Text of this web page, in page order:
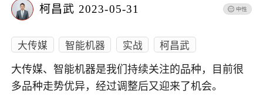
柯昌武 2023-05-31
大传媒 智能机器 实战 柯昌武
大传媒、智能机器是我们持续关注的品种，目前很
多品种走势优异，经过调整后又迎来了机会。